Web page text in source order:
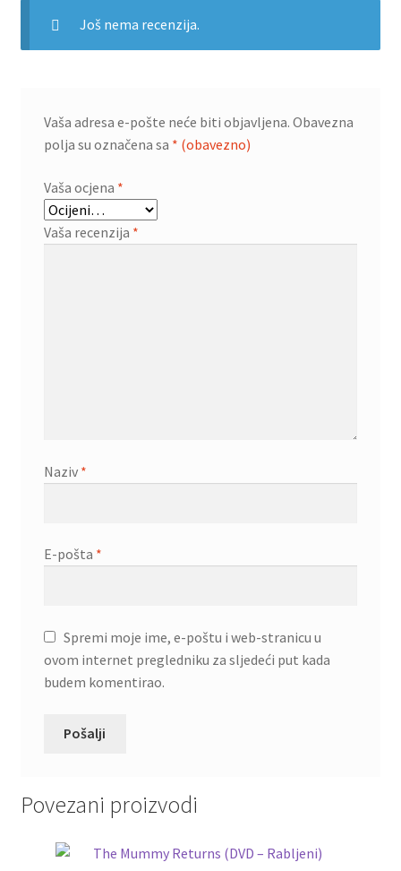
Još nema recenzija.
Vaša adresa e-pošte neće biti objavljena. Obavezna
polja su označena sa * (obavezno)
Vaša ocjena *
Vaša recenzija *
Naziv *
E-pošta *
Spremi moje ime, e-poštu i web-stranicu u
ovom internet pregledniku za sljedeći put kada
budem komentirao.
Povezani proizvodi